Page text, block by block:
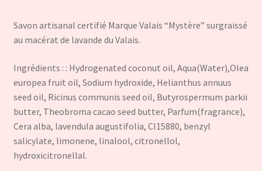
Savon artisanal certifié Marque Valais “Mystère” surgraissé
au macérat de lavande du Valais.
Ingrédients : : Hydrogenated coconut oil, Aqua(Water),Olea
europea fruit oil, Sodium hydroxide, Helianthus annuus
seed oil, Ricinus communis seed oil, Butyrospermum parkii
butter, Theobroma cacao seed butter, Parfum(fragrance),
Cera alba, lavendula augustifolia, CI15880, benzyl
salicylate, limonene, linalool, citronellol,
hydroxicitronellal.